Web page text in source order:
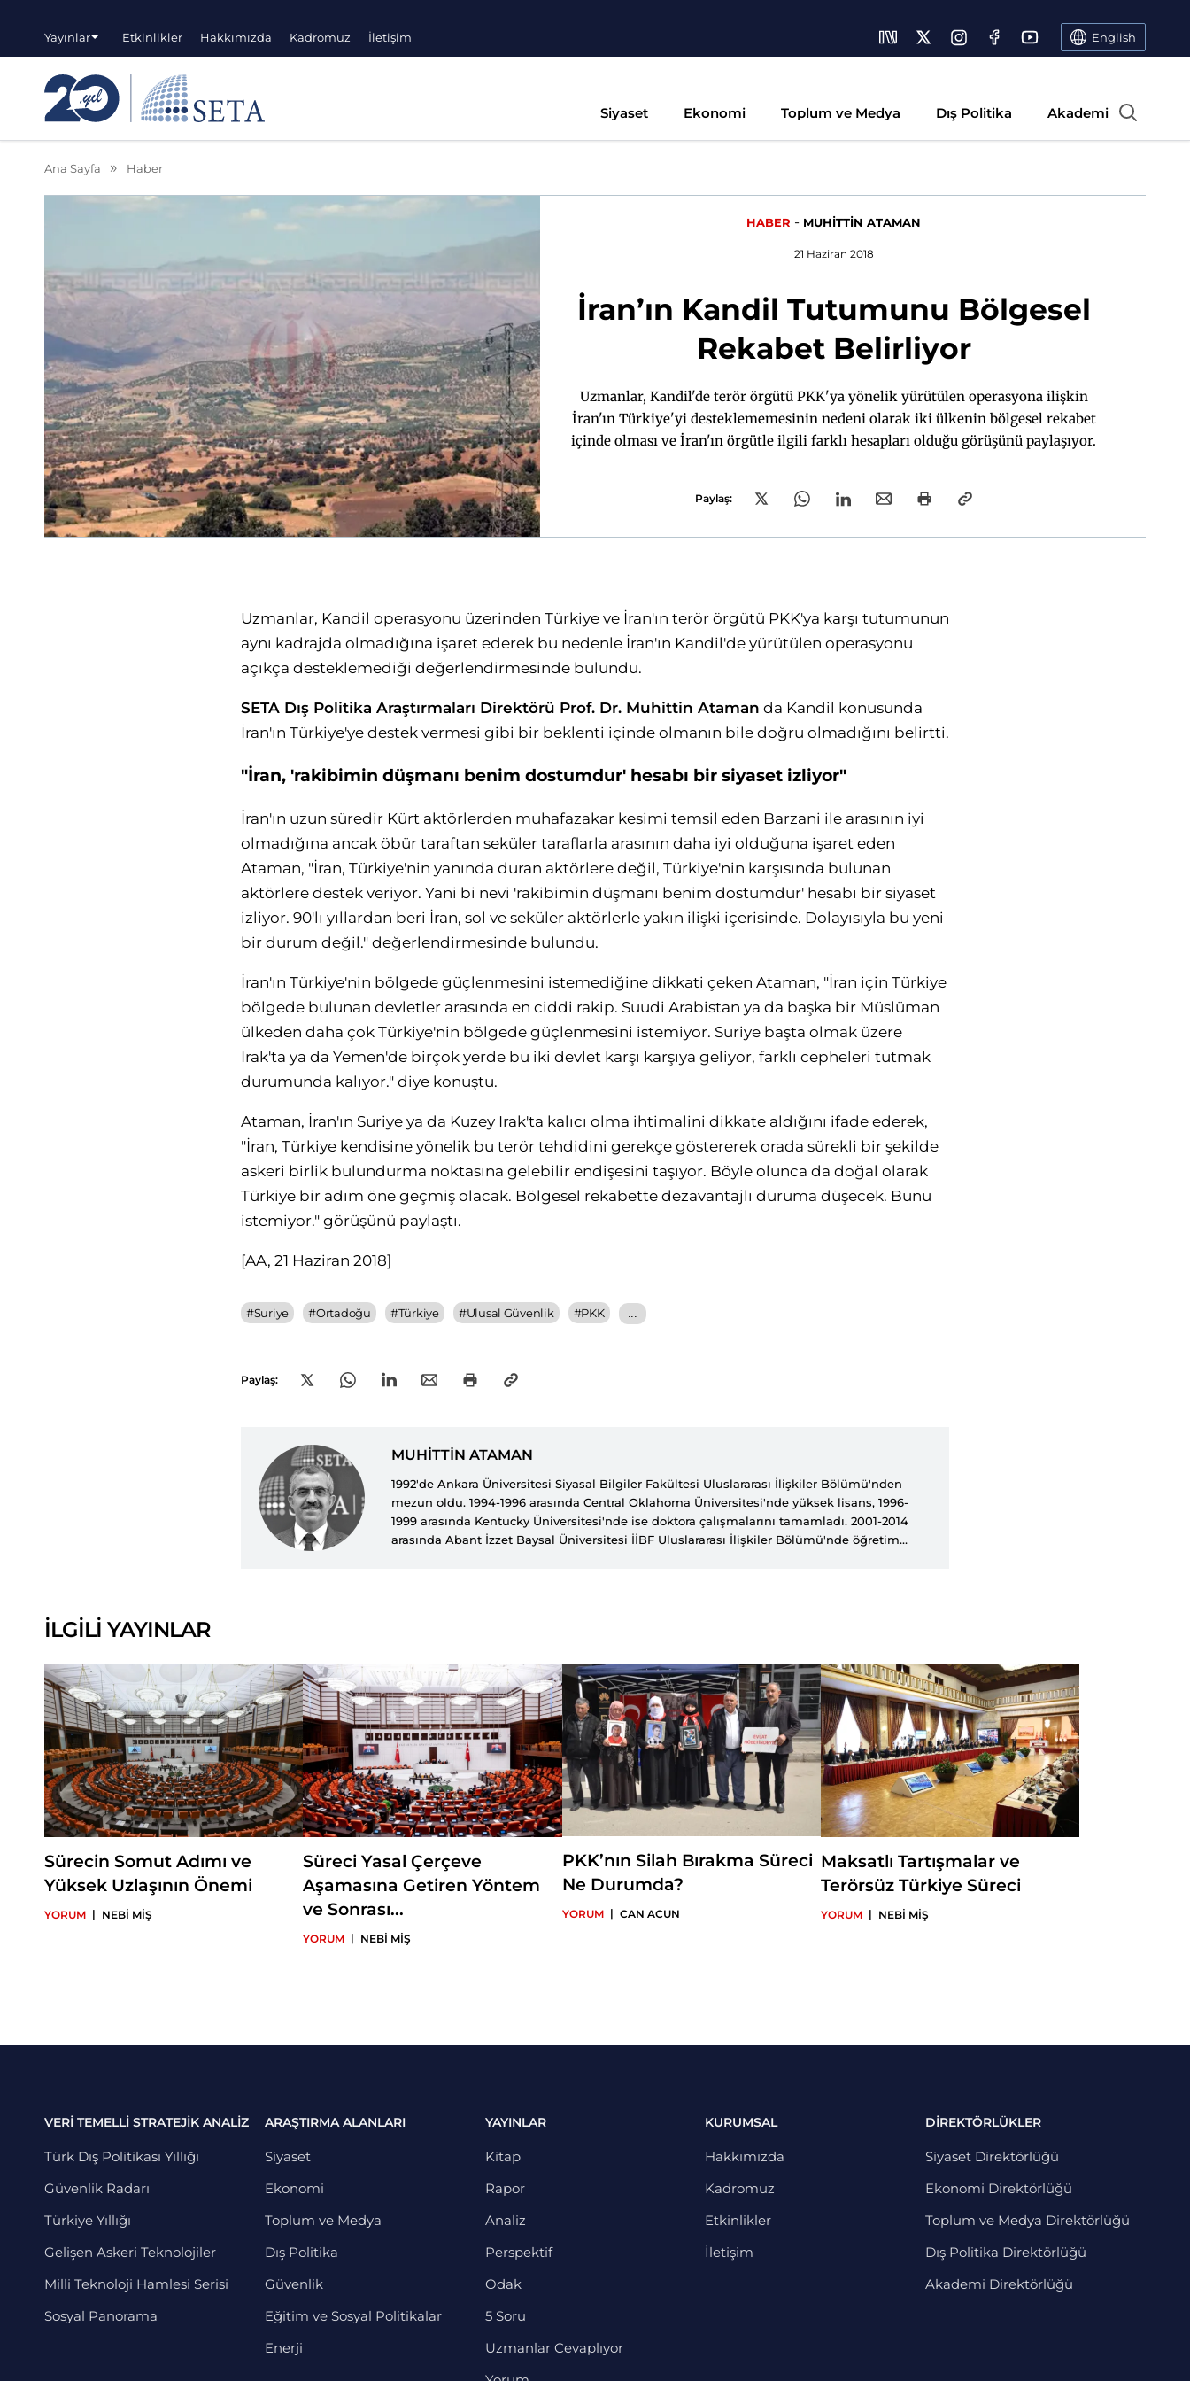
Yayınlar Etkinlikler Hakkımızda Kadromuz İletişim English
Siyaset Ekonomi Toplum ve Medya Dış Politika Akademi
Ana Sayfa Haber
HABER - MUHİTTİN ATAMAN
21 Haziran 2018
İran’ın Kandil Tutumunu Bölgesel
Rekabet Belirliyor
Uzmanlar, Kandil'de terör örgütü PKK'ya yönelik yürütülen operasyona ilişkin
İran'ın Türkiye'yi desteklememesinin nedeni olarak iki ülkenin bölgesel rekabet
içinde olması ve İran'ın örgütle ilgili farklı hesapları olduğu görüşünü paylaşıyor.
Paylaş:
Uzmanlar, Kandil operasyonu üzerinden Türkiye ve İran'ın terör örgütü PKK'ya karşı tutumunun
aynı kadrajda olmadığına işaret ederek bu nedenle İran'ın Kandil'de yürütülen operasyonu
açıkça desteklemediği değerlendirmesinde bulundu.
SETA Dış Politika Araştırmaları Direktörü Prof. Dr. Muhittin Ataman da Kandil konusunda
İran'ın Türkiye'ye destek vermesi gibi bir beklenti içinde olmanın bile doğru olmadığını belirtti.
"İran, 'rakibimin düşmanı benim dostumdur' hesabı bir siyaset izliyor"
İran'ın uzun süredir Kürt aktörlerden muhafazakar kesimi temsil eden Barzani ile arasının iyi
olmadığına ancak öbür taraftan seküler taraflarla arasının daha iyi olduğuna işaret eden
Ataman, "İran, Türkiye'nin yanında duran aktörlere değil, Türkiye'nin karşısında bulunan
aktörlere destek veriyor. Yani bi nevi 'rakibimin düşmanı benim dostumdur' hesabı bir siyaset
izliyor. 90'lı yıllardan beri İran, sol ve seküler aktörlerle yakın ilişki içerisinde. Dolayısıyla bu yeni
bir durum değil." değerlendirmesinde bulundu.
İran'ın Türkiye'nin bölgede güçlenmesini istemediğine dikkati çeken Ataman, "İran için Türkiye
bölgede bulunan devletler arasında en ciddi rakip. Suudi Arabistan ya da başka bir Müslüman
ülkeden daha çok Türkiye'nin bölgede güçlenmesini istemiyor. Suriye başta olmak üzere
Irak'ta ya da Yemen'de birçok yerde bu iki devlet karşı karşıya geliyor, farklı cepheleri tutmak
durumunda kalıyor." diye konuştu.
Ataman, İran'ın Suriye ya da Kuzey Irak'ta kalıcı olma ihtimalini dikkate aldığını ifade ederek,
"İran, Türkiye kendisine yönelik bu terör tehdidini gerekçe göstererek orada sürekli bir şekilde
askeri birlik bulundurma noktasına gelebilir endişesini taşıyor. Böyle olunca da doğal olarak
Türkiye bir adım öne geçmiş olacak. Bölgesel rekabette dezavantajlı duruma düşecek. Bunu
istemiyor." görüşünü paylaştı.
[AA, 21 Haziran 2018]
#Suriye #Ortadoğu #Türkiye #Ulusal Güvenlik #PKK
Paylaş:
MUHİTTİN ATAMAN
1992'de Ankara Üniversitesi Siyasal Bilgiler Fakültesi Uluslararası İlişkiler Bölümü'nden
mezun oldu. 1994-1996 arasında Central Oklahoma Üniversitesi'nde yüksek lisans, 1996-
1999 arasında Kentucky Üniversitesi'nde ise doktora çalışmalarını tamamladı. 2001-2014
arasında Abant İzzet Baysal Üniversitesi İİBF Uluslararası İlişkiler Bölümü'nde öğretim
yayımlanan Insight Turkey dergisi editörlüğü görevlerini de yürütmektedir. Ortadoğu
siyaseti ve Türkiye dış politikası konularında yurt içi ve yurt dışında yayımlanan pek çok
Türkçe ve İngilizce dergiye ve derleme kitaba makaleleriyle katkıda bulunan Ataman,
Dünya Çatışma Bölgeleri I-II, Türk Dış Politikası Yıllığı 2009 ve Küresel Güç ve Refah adlı
kitaplar ile Ortadoğu Yıllığı Dergisi'nin editörlerindendir. Daha çok Türk dış politikası ve
Ortadoğu siyaseti konularında özellikle de Körfez ülkeleri hakkında akademik çalışmalar
yapmaktadır.
İLGİLİ YAYINLAR
Sürecin Somut Adımı ve
Yüksek Uzlaşının Önemi
YORUM | NEBİ MİŞ
Süreci Yasal Çerçeve
Aşamasına Getiren Yöntem
ve Sonrası...
YORUM | NEBİ MİŞ
PKK’nın Silah Bırakma Süreci
Ne Durumda?
YORUM | CAN ACUN
Maksatlı Tartışmalar ve
Terörsüz Türkiye Süreci
YORUM | NEBİ MİŞ
VERİ TEMELLİ STRATEJİK ANALİZ
Türk Dış Politikası Yıllığı
Güvenlik Radarı
Türkiye Yıllığı
Gelişen Askeri Teknolojiler
Milli Teknoloji Hamlesi Serisi
Sosyal Panorama
ARAŞTIRMA ALANLARI
Siyaset
Ekonomi
Toplum ve Medya
Dış Politika
Güvenlik
Eğitim ve Sosyal Politikalar
Enerji
YAYINLAR
Kitap
Rapor
Analiz
Perspektif
Odak
5 Soru
Uzmanlar Cevaplıyor
KURUMSAL
Hakkımızda
Kadromuz
Etkinlikler
İletişim
DİREKTÖRLÜKLER
Siyaset Direktörlüğü
Ekonomi Direktörlüğü
Toplum ve Medya Direktörlüğü
Dış Politika Direktörlüğü
Akademi Direktörlüğü